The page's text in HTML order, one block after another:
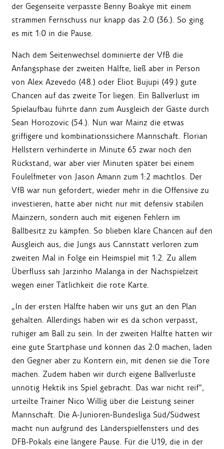
der Gegenseite verpasste Benny Boakye mit einem
strammen Fernschuss nur knapp das 2:0 (36.). So ging
es mit 1:0 in die Pause.
Nach dem Seitenwechsel dominierte der VfB die
Anfangsphase der zweiten Hälfte, ließ aber in Person
von Alex Azevedo (48.) oder Eliot Bujupi (49.) gute
Chancen auf das zweite Tor liegen. Ein Ballverlust im
Spielaufbau führte dann zum Ausgleich der Gäste durch
Sean Horozovic (54.). Nun war Mainz die etwas
griffigere und kombinationssichere Mannschaft. Florian
Hellstern verhinderte in Minute 65 zwar noch den
Rückstand, war aber vier Minuten später bei einem
Foulelfmeter von Jason Amann zum 1:2 machtlos. Der
VfB war nun gefordert, wieder mehr in die Offensive zu
investieren, hatte aber nicht nur mit defensiv stabilen
Mainzern, sondern auch mit eigenen Fehlern im
Ballbesitz zu kämpfen. So blieben klare Chancen auf den
Ausgleich aus, die Jungs aus Cannstatt verloren zum
zweiten Mal in Folge ein Heimspiel mit 1:2. Zu allem
Überfluss sah Jarzinho Malanga in der Nachspielzeit
wegen einer Tätlichkeit die rote Karte.
„In der ersten Hälfte haben wir uns gut an den Plan
gehalten. Allerdings haben wir es da schon verpasst,
ruhiger am Ball zu sein. In der zweiten Hälfte hatten wir
eine gute Startphase und können das 2:0 machen, laden
den Gegner aber zu Kontern ein, mit denen sie die Tore
machen. Zudem haben wir durch eigene Ballverluste
unnötig Hektik ins Spiel gebracht. Das war nicht reif“,
urteilte Trainer Nico Willig über die Leistung seiner
Mannschaft. Die A-Junioren-Bundesliga Süd/Südwest
macht nun aufgrund des Länderspielfensters und des
DFB-Pokals eine längere Pause. Für die U19, die in der